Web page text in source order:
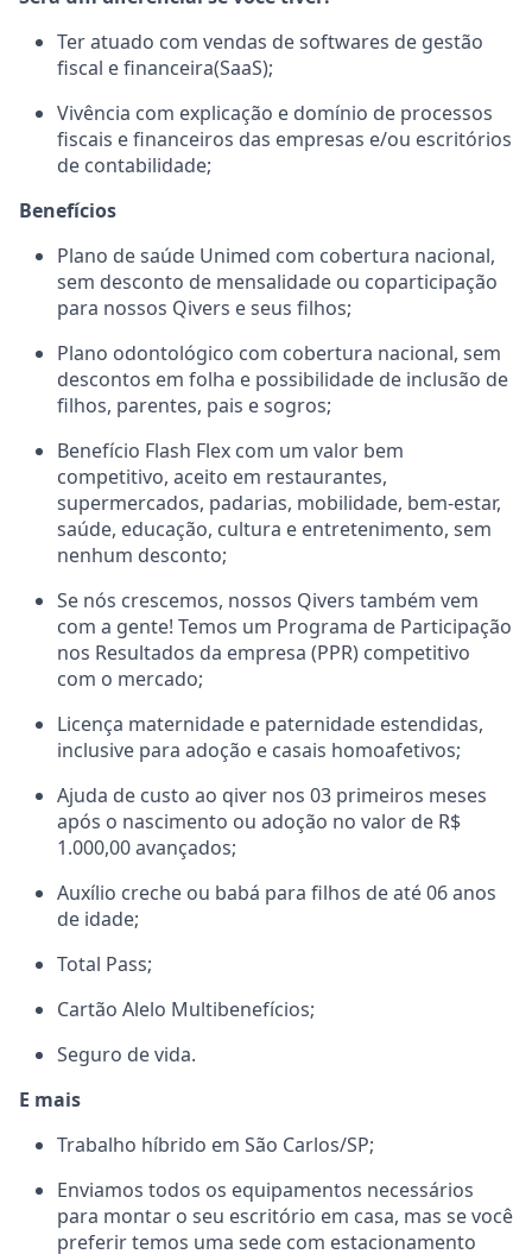
Ter atuado com vendas de softwares de gestão
fiscal e financeira(SaaS);
Vivência com explicação e domínio de processos
fiscais e financeiros das empresas e/ou escritórios
de contabilidade;
Benefícios
Plano de saúde Unimed com cobertura nacional,
sem desconto de mensalidade ou coparticipação
para nossos Qivers e seus filhos;
Plano odontológico com cobertura nacional, sem
descontos em folha e possibilidade de inclusão de
filhos, parentes, pais e sogros;
Benefício Flash Flex com um valor bem
competitivo, aceito em restaurantes,
supermercados, padarias, mobilidade, bem-estar,
saúde, educação, cultura e entretenimento, sem
nenhum desconto;
Se nós crescemos, nossos Qivers também vem
com a gente! Temos um Programa de Participação
nos Resultados da empresa (PPR) competitivo
com o mercado;
Licença maternidade e paternidade estendidas,
inclusive para adoção e casais homoafetivos;
Ajuda de custo ao qiver nos 03 primeiros meses
após o nascimento ou adoção no valor de R$
1.000,00 avançados;
Auxílio creche ou babá para filhos de até 06 anos
de idade;
Total Pass;
Cartão Alelo Multibenefícios;
Seguro de vida.
E mais
Trabalho híbrido em São Carlos/SP;
Enviamos todos os equipamentos necessários
para montar o seu escritório em casa, mas se você
preferir temos uma sede com estacionamento